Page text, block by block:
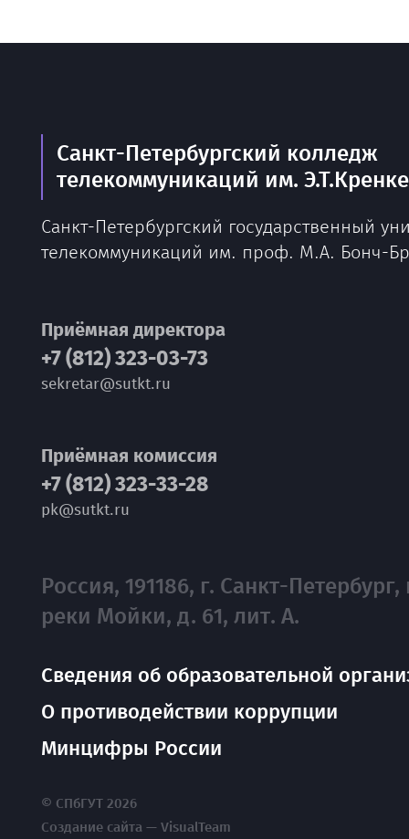
Санкт-Петербургский колледж
телекоммуникаций им.
Санкт-Петербургский государственный
телекоммуникаций им. проф. М.А. Бонч-
Приёмная директора
+7 (812) 323-03-73
sekretar@sutkt.ru
Приёмная комиссия
+7 (812) 323-33-28
pk@sutkt.ru
Россия, 191186, г. Санкт-Петербург,
реки Мойки, д. 61, лит. А.
Сведения об образовательной
О противодействии коррупции
Минцифры России
© СПбГУТ 2026
Создание сайта — VisualTeam